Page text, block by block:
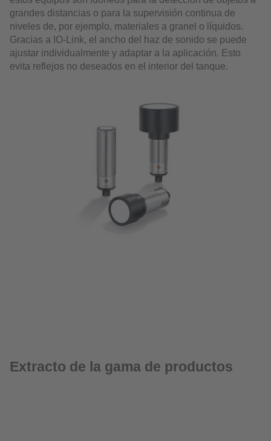
grandes distancias o para la supervisión continua de
niveles de, por ejemplo, materiales a granel o líquidos.
Gracias a IO-Link, el ancho del haz de sonido se puede
ajustar individualmente y adaptar a la aplicación. Esto
evita reflejos no deseados en el interior del tanque.
Extracto de la gama de productos